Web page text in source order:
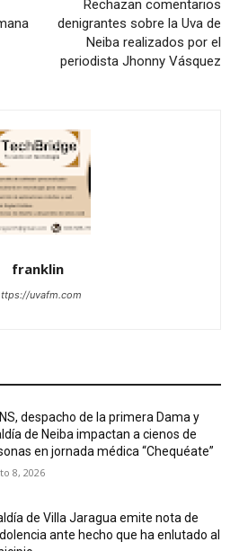
Rechazan comentarios
denigrantes sobre la Uva de
Neiba realizados por el
periodista Jhonny Vásquez
franklin
uvafm.com
despacho de la primera Dama y
de Neiba impactan a cienos de
en jornada médica “Chequéate”
8, 2026
de Villa Jaragua emite nota de
ante hecho que ha enlutado al